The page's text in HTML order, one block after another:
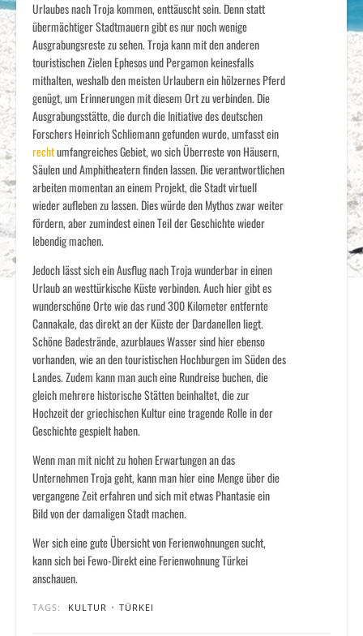
Urlaubes nach Troja kommen, enttäuscht sein. Denn statt
übermächtiger Stadtmauern gibt es nur noch wenige
Ausgrabungsreste zu sehen. Troja kann mit den anderen
touristischen Zielen Ephesos und Pergamon keinesfalls
mithalten, weshalb den meisten Urlaubern ein hölzernes Pferd
genügt, um Erinnerungen mit diesem Ort zu verbinden. Die
Ausgrabungsstätte, die durch die Initiative des deutschen
Forschers Heinrich Schliemann gefunden wurde, umfasst ein
rechtumfangreiches Gebiet, wo sich Überreste von Häusern,
Säulen und Amphitheatern finden lassen. Die verantwortlichen
arbeiten momentan an einem Projekt, die Stadt virtuell
wieder aufleben zu lassen. Dies würde den Mythos zwar weiter
fördern, aber zumindest einen Teil der Geschichte wieder
lebendig machen.
Jedoch lässt sich ein Ausflug nach Troja wunderbar in einen
Urlaub an westtürkische Küste verbinden. Auch hier gibt es
wunderschöne Orte wie das rund 300 Kilometer entfernte
Cannakale, das direkt an der Küste der Dardanellen liegt.
Schöne Badestrände, azurblaues Wasser sind hier ebenso
vorhanden, wie an den touristischen Hochburgen im Süden des
Landes. Zudem kann man auch eine Rundreise buchen, die
gleich mehrere historische Stätten beinhaltet, die zur
Hochzeit der griechischen Kultur eine tragende Rolle in der
Geschichte gespielt haben.
Wenn man mit nicht zu hohen Erwartungen an das
Unternehmen Troja geht, kann man hier eine Menge über die
vergangene Zeit erfahren und sich mit etwas Phantasie ein
Bild von der damaligen Stadt machen.
Wer sich eine gute Übersicht von Ferienwohnungen sucht,
kann sich bei Fewo-Direkt eine Ferienwohnung Türkei
anschauen.
TAGS: KULTUR • TÜRKEI